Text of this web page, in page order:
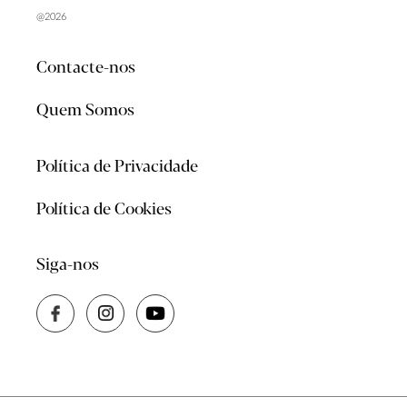
@2026
Contacte-nos
Quem Somos
Política de Privacidade
Política de Cookies
Siga-nos